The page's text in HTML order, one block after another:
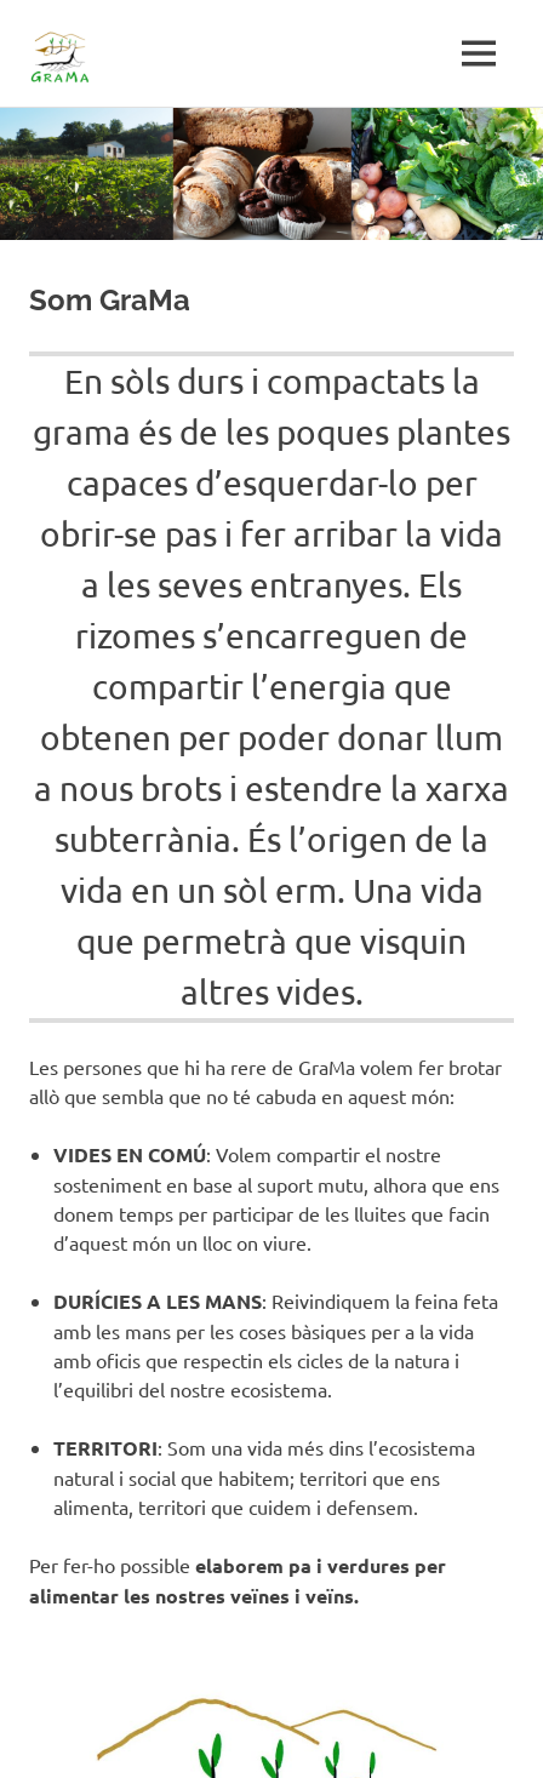
to
content
HORTA
I
AGROECOLOGIA
A
VILAMAJOR
MENU
Som GraMa
En sòls durs i compactats la
grama és de les poques plantes
capaces d’esquerdar-lo per
obrir-se pas i fer arribar la vida
a les seves entranyes. Els
rizomes s’encarreguen de
compartir l’energia que
obtenen per poder donar llum
a nous brots i estendre la xarxa
subterrània. És l’origen de la
vida en un sòl erm. Una vida
que permetrà que visquin
altres vides.
Les persones que hi ha rere de GraMa volem fer brotar
allò que sembla que no té cabuda en aquest món:
VIDES EN COMÚ: Volem compartir el nostre
sosteniment en base al suport mutu, alhora que ens
donem temps per participar de les lluites que facin
d’aquest món un lloc on viure.
DURÍCIES A LES MANS: Reivindiquem la feina feta
amb les mans per les coses bàsiques per a la vida
amb oficis que respectin els cicles de la natura i
l’equilibri del nostre ecosistema.
TERRITORI: Som una vida més dins l’ecosistema
natural i social que habitem; territori que ens
alimenta, territori que cuidem i defensem.
Per fer-ho possible elaborem pa i verdures per
alimentar les nostres veïnes i veïns.